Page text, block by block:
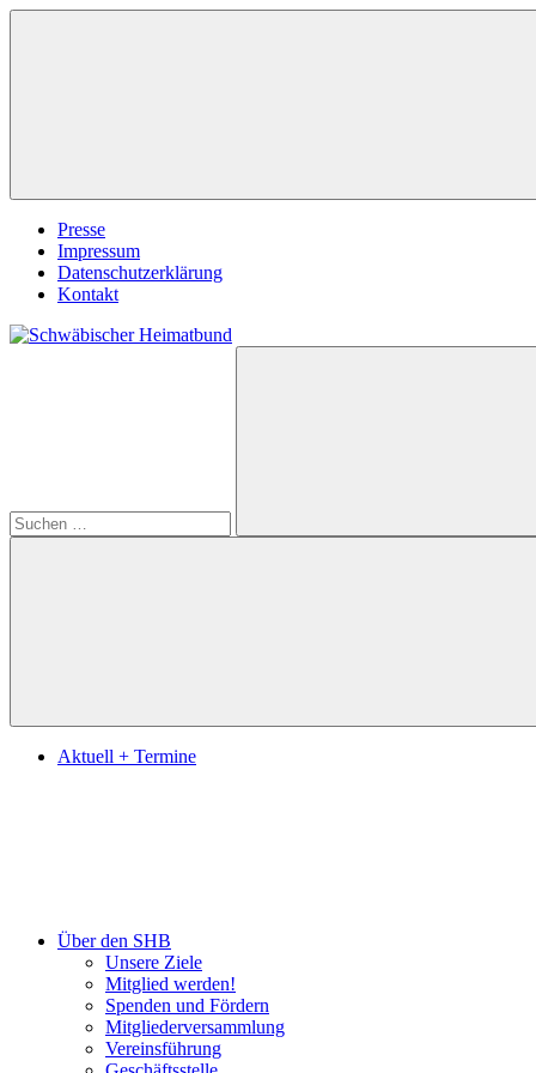
Zum
Presse
Impressum
Datenschutzerklärung
Kontakt
Suchen
Aktuell + Termine
Über den SHB
Unsere Ziele
Mitglied werden!
Spenden und Fördern
Mitgliederversammlung
Vereinsführung